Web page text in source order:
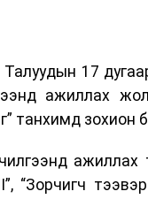
17
ажиллах
танхимд зохион
ажиллах
“Зорчигч